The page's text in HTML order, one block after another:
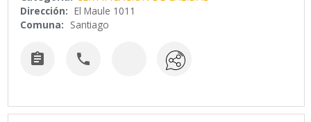
Dirección: El Maule 1011
Comuna: Santiago
 